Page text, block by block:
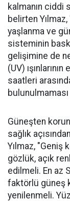
kalmanın ciddi
belirten Yılmaz,
yaşlanma ve
sisteminin
gelişimine de
(UV)
saatleri
Güneşten
sağlık
Yılmaz, "Geniş
gözlük, açık
edilmeli. En az
faktörlü güneş
yenilenmeli.